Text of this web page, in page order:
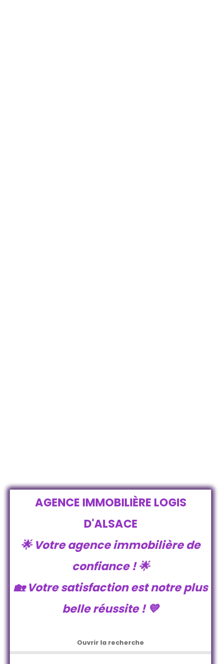
AGENCE IMMOBILIÈRE LOGIS
D'ALSACE
🌟 Votre agence immobilière de
confiance !🌟
🏡 Votre satisfaction est notre plus
belle réussite !💙
Ouvrir la recherche